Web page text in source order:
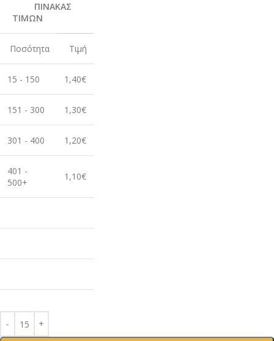
ΠΙΝΑΚΑΣ
ΤΙΜΩΝ
Ποσότητα Τιμή
15 - 150 1,40€
151 - 300 1,30€
301 - 400 1,20€
401 -
500+
1,10€